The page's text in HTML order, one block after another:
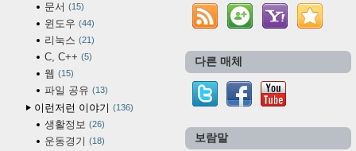
문서 15
윈도우 44
리눅스 21
C, C++ 5
웹 15
파일 공유 13
이런저런 이야기 136
생활정보 26
운동경기 18
다른 매체
보람말